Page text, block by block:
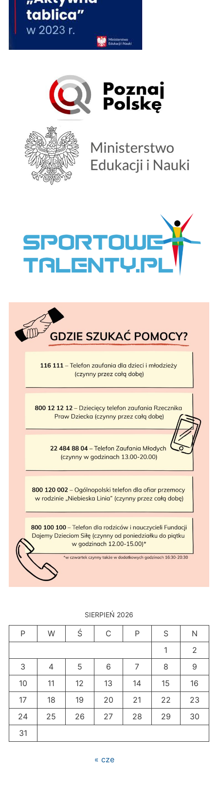
SIERPIEŃ 2026
P W Ś C P S
N
1
2
3
4 5 6 7 8
9
10
11 12 13 14 15
16
17
18 19 20 21 22
23
24
25 26 27 28 29
30
31
« cze